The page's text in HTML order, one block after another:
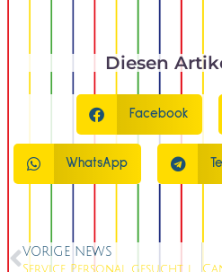
Diesen
Facebook
WhatsApp
VORIGE NEWS
Service Personal gesucht in Berlin